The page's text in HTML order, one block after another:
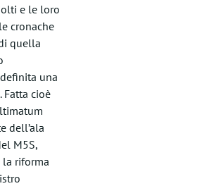
e le loro
cronache
quella
una
Fatta cioè
dell’ala
M5S,
riforma